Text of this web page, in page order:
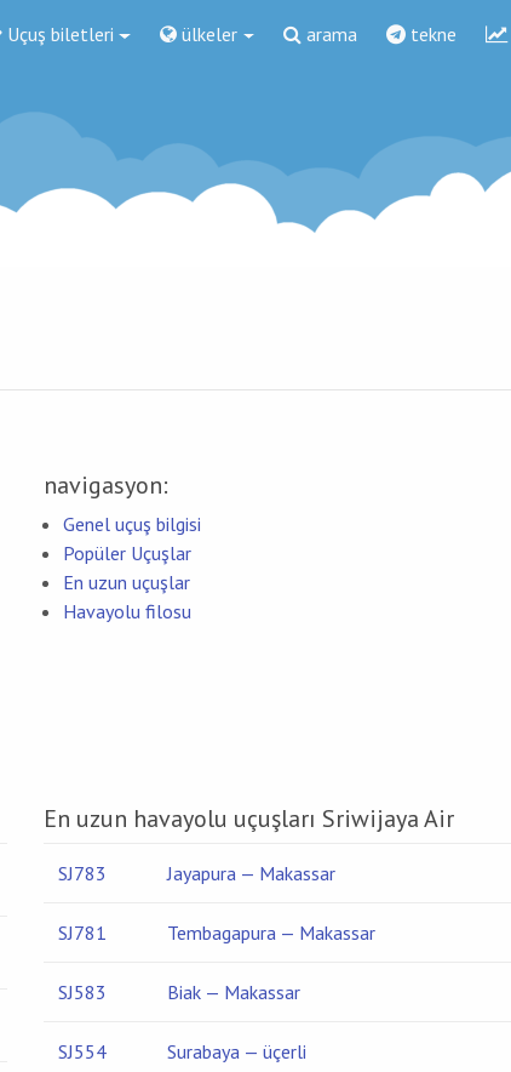
Uçuş biletleri ülkeler arama tekne
navigasyon:
Genel uçuş bilgisi
Popüler Uçuşlar
En uzun uçuşlar
Havayolu filosu
En uzun havayolu uçuşları Sriwijaya Air
SJ783 Jayapura — Makassar
SJ781 Tembagapura — Makassar
SJ583 Biak — Makassar
SJ554 Surabaya — üçerli